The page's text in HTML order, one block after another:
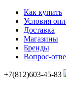
Как купить
Условия
Доставка
Магазины
Бренды
Вопрос-
+7(812)603-45-83